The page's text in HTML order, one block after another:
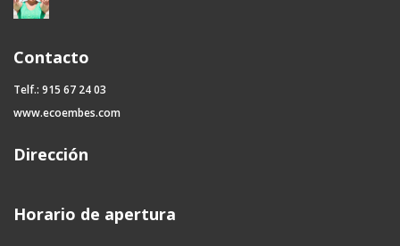
Contacto
Telf.: 915 67 24 03
www.ecoembes.com
Dirección
Horario de apertura